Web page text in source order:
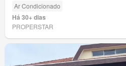
Ar Condicionado
Há 30+ dias
PROPERSTAR